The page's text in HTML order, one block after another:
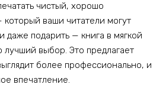
чистый, хорошо
ваши читатели могут
даже подарить — книга в мягкой
выбор. Это предлагает
более профессионально, и
впечатление.